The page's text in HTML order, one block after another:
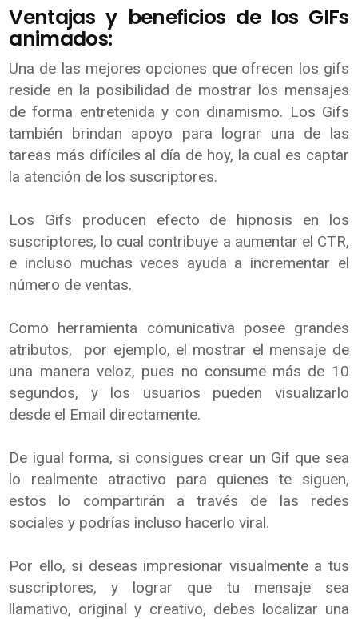
Ventajas y beneficios de los GIFs
animados:
Una de las mejores opciones que ofrecen los gifs
reside en la posibilidad de mostrar los mensajes
de forma entretenida y con dinamismo. Los Gifs
también brindan apoyo para lograr una de las
tareas más difíciles al día de hoy, la cual es captar
la atención de los suscriptores.
Los Gifs producen efecto de hipnosis en los
suscriptores, lo cual contribuye a aumentar el CTR,
e incluso muchas veces ayuda a incrementar el
número de ventas.
Como herramienta comunicativa posee grandes
atributos, por ejemplo, el mostrar el mensaje de
una manera veloz, pues no consume más de 10
segundos, y los usuarios pueden visualizarlo
desde el Email directamente.
De igual forma, si consigues crear un Gif que sea
lo realmente atractivo para quienes te siguen,
estos lo compartirán a través de las redes
sociales y podrías incluso hacerlo viral.
Por ello, si deseas impresionar visualmente a tus
suscriptores, y lograr que tu mensaje sea
llamativo, original y creativo, debes localizar una